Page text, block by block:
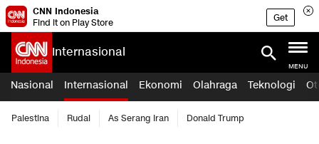
CNN Indonesia
Find it on Play Store
Get
Internasional
MENU
Nasional Internasional Ekonomi Olahraga Teknologi
Palestina Rudal As Serang Iran Donald Trump